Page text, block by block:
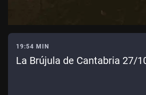
19:54 MIN
La Brújula de Cantabria 27/